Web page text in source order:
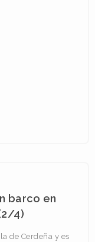
barco en
4)
de Cerdeña y es